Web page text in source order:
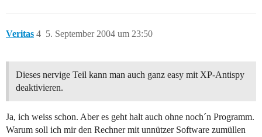
Veritas 5. September 2004 um 23:50
4
Dieses nervige Teil kann man auch ganz easy mit XP-Antispy
deaktivieren.
Ja, ich weiss schon. Aber es geht halt auch ohne noch´n Programm.
Warum soll ich mir den Rechner mit unnützer Software zumüllen